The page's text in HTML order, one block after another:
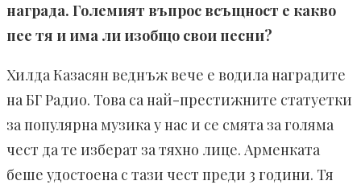
награда. Големият въпрос всъщност е какво
пее тя и има ли изобщо свои песни?
Хилда Казасян веднъж вече е водила наградите
на БГ Радио. Това са най-престижните статуетки
за популярна музика у нас и се смята за голяма
чест да те изберат за тяхно лице. Арменката
беше удостоена с тази чест преди 3 години. Тя